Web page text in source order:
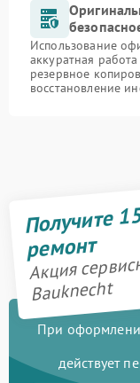
Использование
аккуратная
резервное
восстановление
Получите
ремонт
Акция
Bauknecht
При
действует